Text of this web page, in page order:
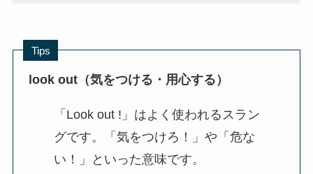
Tips
look out（気をつける・用心する）
「Look out !」はよく使われるスラン
グです。「気をつけろ！」や「危な
い！」といった意味です。